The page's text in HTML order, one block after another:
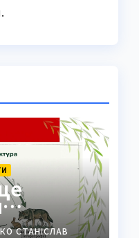
СТАНІСЛАВ